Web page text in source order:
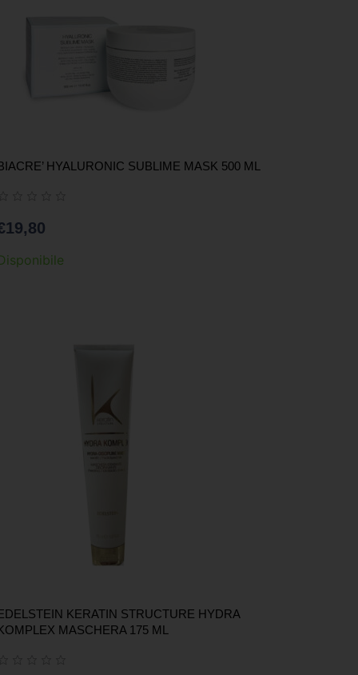
HYALURONIC SUBLIME MASK 500 ML
19,80
KERATIN STRUCTURE HYDRA
MASCHERA 175 ML